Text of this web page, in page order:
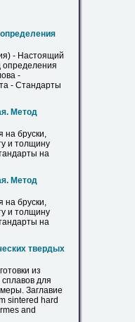
- Настоящий
определения
-
- Стандарты
Метод
на бруски,
и толщину
на
Метод
на бруски,
и толщину
на
твердых
из
для
Заглавие
sintered hard
and